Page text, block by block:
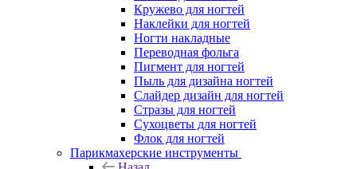
Кружево для ногтей
Наклейки для ногтей
Ногти накладные
Переводная фольга
Пигмент для ногтей
Пыль для дизайна ногтей
Слайдер дизайн для ногтей
Стразы для ногтей
Сухоцветы для ногтей
Флок для ногтей
Парикмахерские инструменты